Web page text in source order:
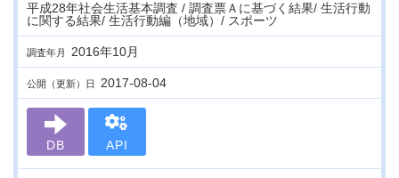
平成28年社会生活基本調査 / 調査票Ａに基づく結果/ 生活行動
に関する結果/ 生活行動編（地域）/ スポーツ
調査年月 2016年10月
公開（更新）日 2017-08-04
DB API